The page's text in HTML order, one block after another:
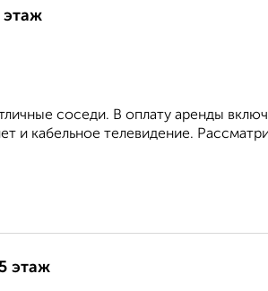
этаж
соседи. В оплату аренды
и кабельное телевидение.
этаж